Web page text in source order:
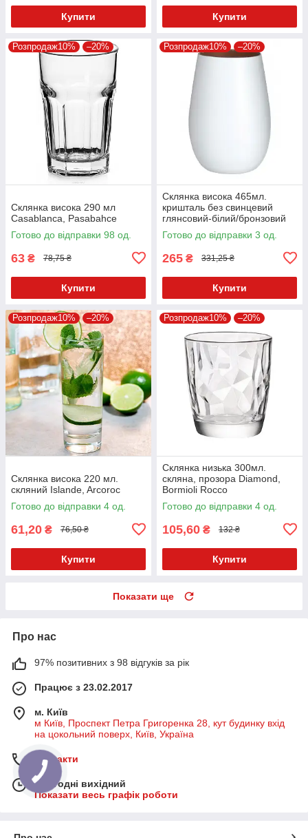
Купити Купити
Розпродаж10% –20%
Склянка висока 290 мл
Casablanca, Pasabahce
Готово до відправки 98 од.
63 ₴ 78,75 ₴
Купити
Розпродаж10% –20%
Склянка висока 465мл.
кришталь без свинцевий
глянсовий-білий/бронзовий
Olympic, Stolzle
Готово до відправки 3 од.
265 ₴ 331,25 ₴
Купити
Розпродаж10% –20%
Склянка висока 220 мл.
скляний Islande, Arcoroc
Готово до відправки 4 од.
61,20 ₴ 76,50 ₴
Купити
Розпродаж10% –20%
Склянка низька 300мл.
скляна, прозора Diamond,
Bormioli Rocco
Готово до відправки 4 од.
105,60 ₴ 132 ₴
Купити
Показати ще
Про нас
97% позитивних з 98 відгуків за рік
Працює з 23.02.2017
м. Київ
м Київ, Проспект Петра Григоренка 28, кут будинку вхід
на цокольний поверх, Київ, Україна
Контакти
Сьогодні вихідний
Показати весь графік роботи